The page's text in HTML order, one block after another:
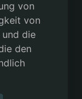
von
von
die
den